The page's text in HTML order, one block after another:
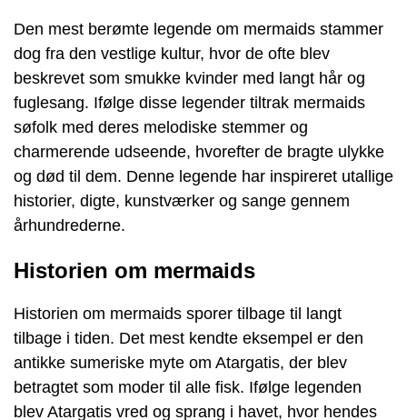
Den mest berømte legende om mermaids stammer
dog fra den vestlige kultur, hvor de ofte blev
beskrevet som smukke kvinder med langt hår og
fuglesang. Ifølge disse legender tiltrak mermaids
søfolk med deres melodiske stemmer og
charmerende udseende, hvorefter de bragte ulykke
og død til dem. Denne legende har inspireret utallige
historier, digte, kunstværker og sange gennem
århundrederne.
Historien om mermaids
Historien om mermaids sporer tilbage til langt
tilbage i tiden. Det mest kendte eksempel er den
antikke sumeriske myte om Atargatis, der blev
betragtet som moder til alle fisk. Ifølge legenden
blev Atargatis vred og sprang i havet, hvor hendes